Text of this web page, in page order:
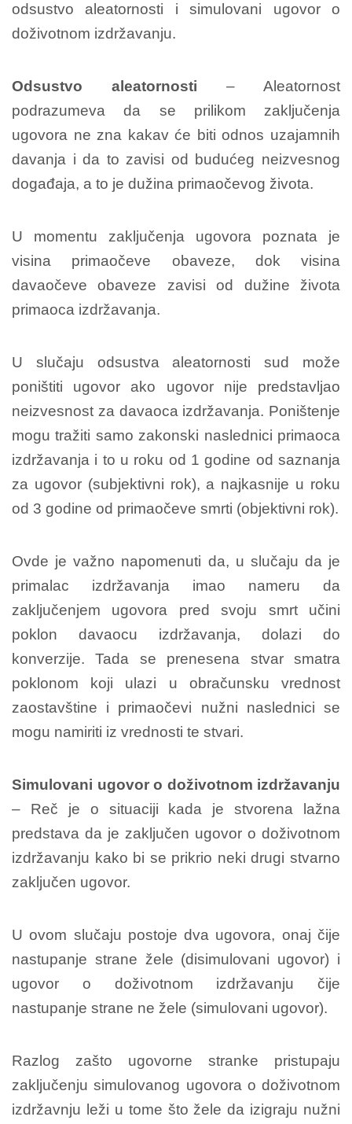
odsustvo aleatornosti i simulovani ugovor o
doživotnom izdržavanju.
Odsustvo aleatornosti – Aleatornost
podrazumeva da se prilikom zaključenja
ugovora ne zna kakav će biti odnos uzajamnih
davanja i da to zavisi od budućeg neizvesnog
događaja, a to je dužina primaočevog života.
U momentu zaključenja ugovora poznata je
visina primaočeve obaveze, dok visina
davaočeve obaveze zavisi od dužine života
primaoca izdržavanja.
U slučaju odsustva aleatornosti sud može
poništiti ugovor ako ugovor nije predstavljao
neizvesnost za davaoca izdržavanja. Poništenje
mogu tražiti samo zakonski naslednici primaoca
izdržavanja i to u roku od 1 godine od saznanja
za ugovor (subjektivni rok), a najkasnije u roku
od 3 godine od primaočeve smrti (objektivni rok).
Ovde je važno napomenuti da, u slučaju da je
primalac izdržavanja imao nameru da
zaključenjem ugovora pred svoju smrt učini
poklon davaocu izdržavanja, dolazi do
konverzije. Tada se prenesena stvar smatra
poklonom koji ulazi u obračunsku vrednost
zaostavštine i primaočevi nužni naslednici se
mogu namiriti iz vrednosti te stvari.
Simulovani ugovor o doživotnom izdržavanju
– Reč je o situaciji kada je stvorena lažna
predstava da je zaključen ugovor o doživotnom
izdržavanju kako bi se prikrio neki drugi stvarno
zaključen ugovor.
U ovom slučaju postoje dva ugovora, onaj čije
nastupanje strane žele (disimulovani ugovor) i
ugovor o doživotnom izdržavanju čije
nastupanje strane ne žele (simulovani ugovor).
Razlog zašto ugovorne stranke pristupaju
zaključenju simulovanog ugovora o doživotnom
izdržavnju leži u tome što žele da izigraju nužni